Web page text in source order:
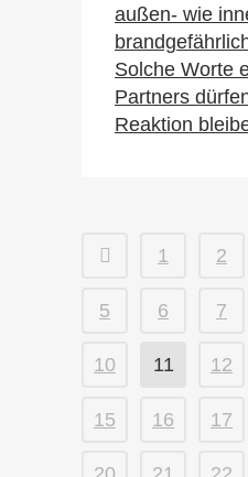
außen- wie
Solche Worte
Partners
Reaktion
1 2
5 6 7
10 11 12
15 16 17